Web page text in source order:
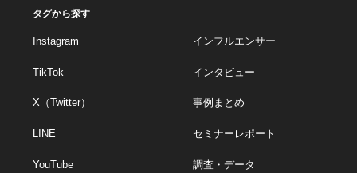
タグから探す
Instagram
TikTok
X（Twitter）
LINE
YouTube
インフルエンサー
インタビュー
事例まとめ
セミナーレポート
調査・データ